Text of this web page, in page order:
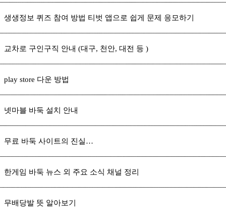
생생정보 퀴즈 참여 방법 티벗 앱으로 쉽게 문제 응모하기
교차로 구인구직 안내 (대구, 천안, 대전 등 )
play store 다운 방법
넷마블 바둑 설치 안내
무료 바둑 사이트의 진실…
한게임 바둑 뉴스 외 주요 소식 채널 정리
무배당발 뜻 알아보기